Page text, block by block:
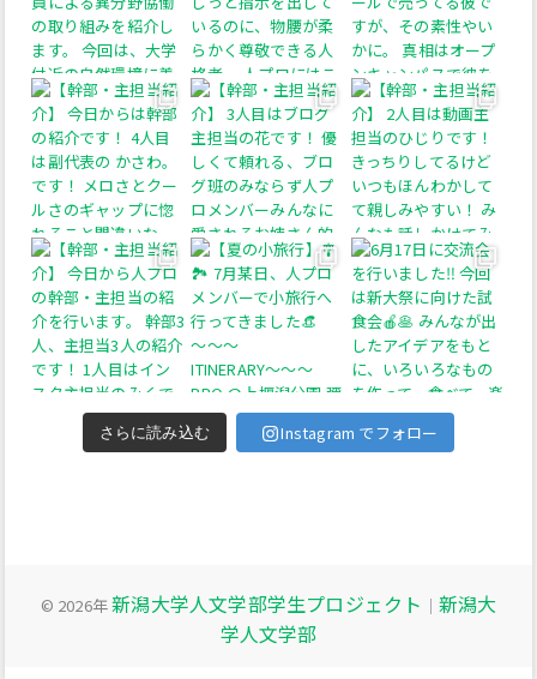
さらに読み込む Instagram でフォロー
© 2026年新潟大学人文学部学生プロジェクト ｜ 新潟大
学人文学部